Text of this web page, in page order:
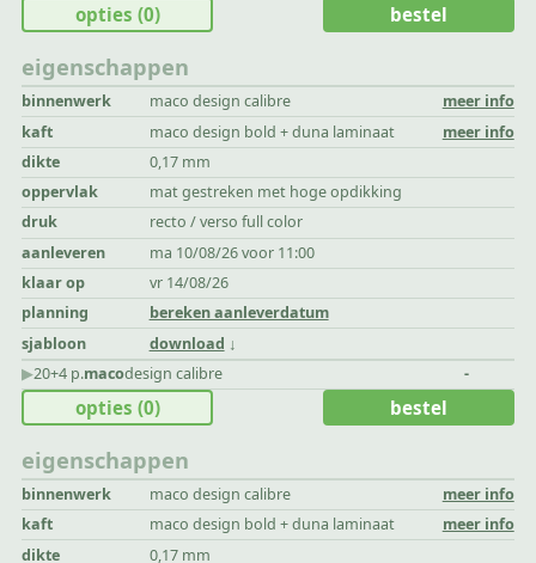
eigenschappen
binnenwerk maco design calibre
meer info
kaft
maco design bold + duna laminaat
meer info
dikte
0,17 mm
oppervlak
mat gestreken met hoge opdikking
druk
recto / verso full color
aanleveren
ma 10/08/26 voor 11:00
klaar op
vr 14/08/26
planning
bereken aanleverdatum
sjabloon
download
opties (0) bestel
▶︎20+4 p.macodesign calibre -
eigenschappen
binnenwerk maco design calibre
meer info
kaft
maco design bold + duna laminaat
meer info
dikte
0,17 mm
opties (0) bestel